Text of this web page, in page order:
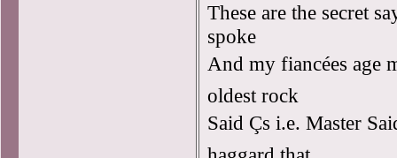
These are the secret
spoke
And my fiancées age
oldest rock
Said Çs i.e. Master